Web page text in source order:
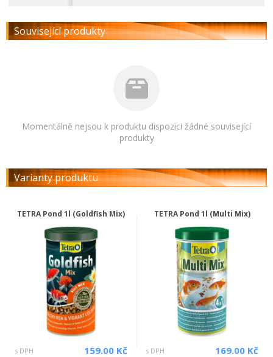
Související produkty
Momentálně nejsou k produktu dispozici žádné související
produkty
Varianty produktu
TETRA Pond 1l (Goldfish Mix)
s DPH 159.00 Kč
TETRA Pond 1l (Multi Mix)
s DPH 169.00 Kč